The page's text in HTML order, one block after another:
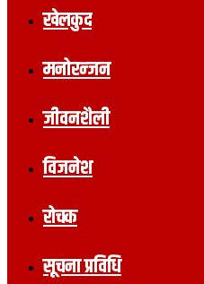
खेलकुद
मनोरन्जन
जीवनशैली
विजनेश
रोचक
सूचना प्रविधि